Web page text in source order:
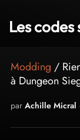
Les
Modding /
à Dungeon
par Achille Micral